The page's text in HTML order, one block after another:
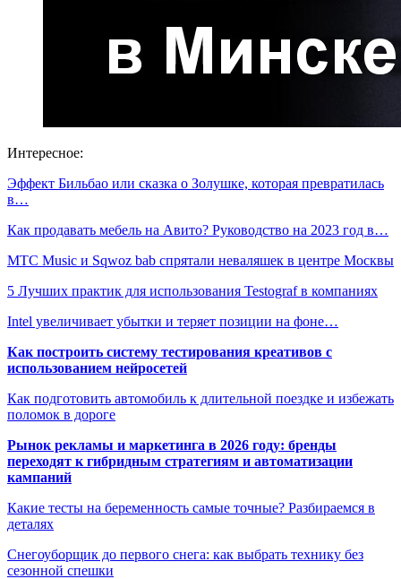
Интересное:
Эффект Бильбао или сказка о Золушке, которая превратилась
в…
Как продавать мебель на Авито? Руководство на 2023 год в…
МТС Music и Sqwoz bab спрятали неваляшек в центре Москвы
5 Лучших практик для использования Testograf в компаниях
Intel увеличивает убытки и теряет позиции на фоне…
Как построить систему тестирования креативов с
использованием нейросетей
Как подготовить автомобиль к длительной поездке и избежать
поломок в дороге
Рынок рекламы и маркетинга в 2026 году: бренды
переходят к гибридным стратегиям и автоматизации
кампаний
Какие тесты на беременность самые точные? Разбираемся в
деталях
Снегоуборщик до первого снега: как выбрать технику без
сезонной спешки